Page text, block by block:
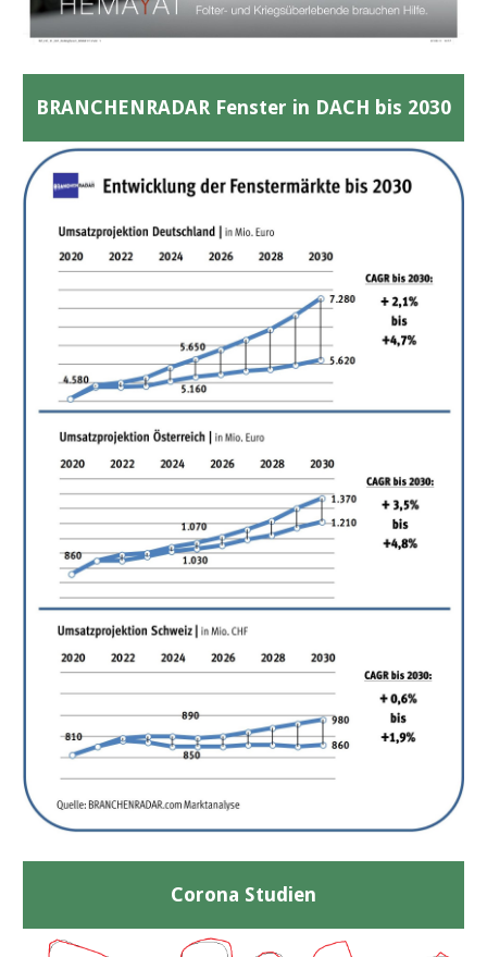
BRANCHENRADAR Fenster in DACH bis 2030
Corona Studien